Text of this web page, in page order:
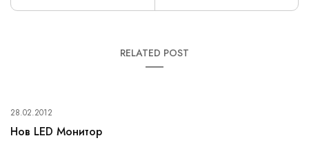
RELATED POST
28.02.2012
Нов LED Монитор